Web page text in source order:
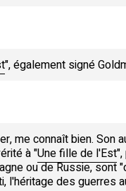
", également signé
me connaît bien.
à "Une fille de l'Est
ou de Russie,
l'héritage des guerres